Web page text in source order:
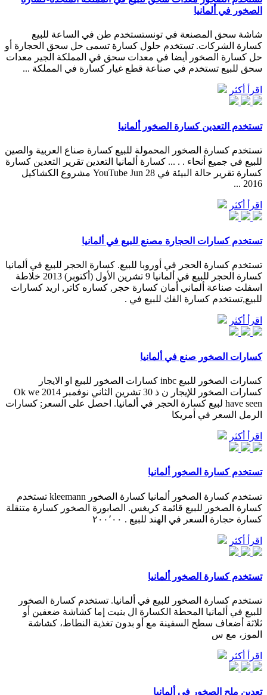
شاشة سحق المصنعة في تونستستخدم طن في الساعة للبيع
كسارة الشركات. تستخدم حلول كسارة تسمى حل سحق الحجارة أو
حل كسارة الصخور أيضا في معدات سحق في المملكة الجير معدات
سحق للبيع تستخدم في صناعة قطع غيار كسارة في المملكة ...
اقرأ أكثر
تستخدم التعدين كسارة الصخور ألمانيا
تستخدم كسارة الصخور المحمولة للبيع كسارة صناع العربية والصين
للبيع في جميع أنحاء . . ... كسارة ألمانيا التعدين تقرير التعدين كسارة
كسارة تقرير حالة البيئة في ‫مشروع الكشاكيل‬‎ YouTube Jun 28
2016 ...
اقرأ أكثر
تستخدم كسارات الحجارة مصنع للبيع في ألمانيا
تستخدم كسارة الحجر في أوروبا للبيع. كسارة الحجر للبيع في ألمانيا
كسارة الحجر للبيع في ألمانيا 9 تشرين الأول (أكتوبر) 2013 خلاطة
اسفلت صناعة ألماني أمان كسارة حجر, كساره كاتر, اريد كسارات
للبيع,تستخدم كسارة الفك للبيع في .
اقرأ أكثر
كسارات الصخور صنع في ألمانيا
كسارات الصخور للبيع inbc كسارات الصخور للبيع او الايجار
كسارات الصخور للإيجار ن ذ 30 تشرين الثاني نوفمبر 2014 Ok we
have seen لبيع كسارة الحجر في ألمانيا. احصل على السعر; كسارات
الرمل السعر في أمريكا
اقرأ أكثر
تستخدم كسارة الصخور ألمانيا
تستخدم كسارة الصخور ألمانيا كسارة الصخور kleemann تستخدم
كسارة الصخور للبيع قائمة كريغس. الصابورة الصخور كسارة متنقلة
كسارة حجارة السعر في الهند للبيع . ٢٠٠٬٠٠
اقرأ أكثر
تستخدم كسارة الصخور ألمانيا
تستخدم كسارة الصخور للبيع في ألمانيا. تستخدم كسارة الصخور
للبيع في ألمانيا المحطة الكسارة ال بنيت إما كشاشة ضعفين أو
ثلاثة أضعاف سطح السفينة مع أو بدون تغذية النطاط، كشاشة
الموز، مع س
اقرأ أكثر
تعدين ملح الصخور في ألمانيا